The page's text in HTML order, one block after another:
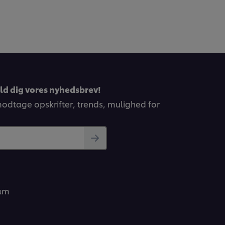
dig vores nyhedsbrev!
opskrifter, trends, mulighed for